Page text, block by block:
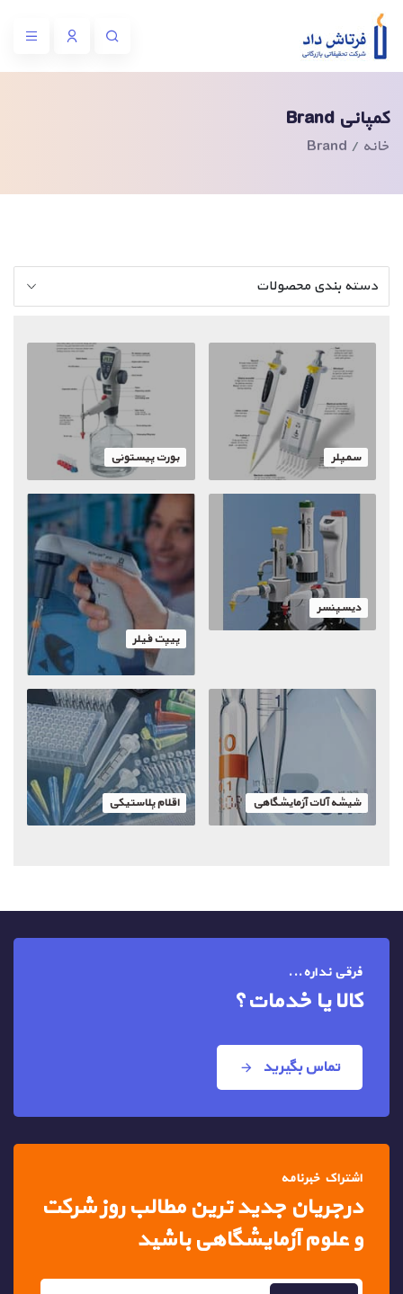
کمپانی Brand
خانه Brand
دسته بندی محصولات
سمپلر بورت پیستونی
دیسپنسر
پیپت فیلر
شیشه آلات آزمایشگاهی اقلام پلاستیکی
فرقی نداره...
کالا یا خدمات؟
تماس بگیرید
اشتراک خبرنامه
درجریان جدید ترین مطالبروز شرکت
و علوم آزمایشگاهی باشید